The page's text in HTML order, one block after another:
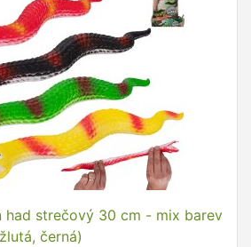
had strečový 30 cm - mix barev
černá)